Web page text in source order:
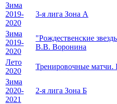
Зима
2019-
2020
3-я лига Зона А
Зима
2019-
2020
"Рождественские
В.В. Воронина
Лето
2020
Тренировочные матчи.
Зима
2020-
2021
2-я лига Зона Б